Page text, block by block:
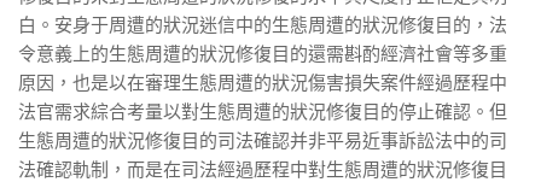
白。安身于周遭的狀況迷信中的生態周遭的狀況修復目的，法
令意義上的生態周遭的狀況修復目的還需斟酌經濟社會等多重
原因，也是以在審理生態周遭的狀況傷害損失案件經過歷程中
法官需求綜合考量以對生態周遭的狀況修復目的停止確認。但
生態周遭的狀況修復目的司法確認并非平易近事訴訟法中的司
法確認軌制，而是在司法經過歷程中對生態周遭的狀況修復目